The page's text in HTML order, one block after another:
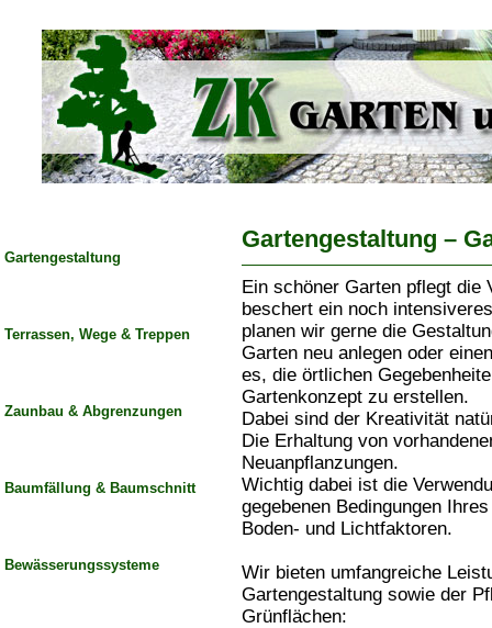
Gartengestaltung
Terrassen, Wege & Treppen
Zaunbau & Abgrenzungen
Baumfällung & Baumschnitt
Bewässerungssysteme
Gartengestaltung –
Ein schöner Garten pflegt die
beschert ein noch
planen wir gerne die
Garten neu anlegen oder
es, die örtlichen
Gartenkonzept zu erstellen.
Dabei sind der Kreativität
Die Erhaltung von
Neuanpflanzungen.
Wichtig dabei ist die
gegebenen Bedingungen
Boden- und Lichtfaktoren.
Wir bieten umfangreiche
Gartengestaltung sowie der
Grünflächen: